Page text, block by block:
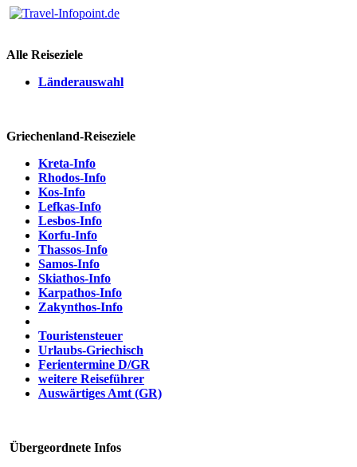
Alle Reiseziele
Länderauswahl
Griechenland-Reiseziele
Kreta-Info
Rhodos-Info
Kos-Info
Lefkas-Info
Lesbos-Info
Korfu-Info
Thassos-Info
Samos-Info
Skiathos-Info
Karpathos-Info
Zakynthos-Info
Touristensteuer
Urlaubs-Griechisch
Ferientermine D/GR
weitere Reiseführer
Auswärtiges Amt (GR)
Übergeordnete Infos